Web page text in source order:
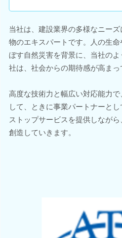
当社は、建設業界の多様なニー
物のエキスパートです。人の生
ぼす自然災害を背景に、当社の
社は、社会からの期待感が高まっ
高度な技術力と幅広い対応能力
して、ときに事業パートナーと
ストップサービスを提供しなが
創造していきます。